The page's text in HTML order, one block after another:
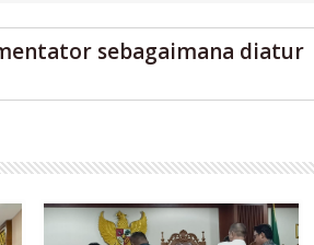
sebagaimana diatur